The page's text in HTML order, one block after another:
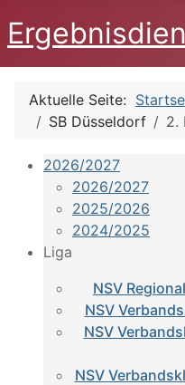
Aktuelle Seite:
SB Düsseldorf
2.
2026/2027
2026/2027
2025/2026
2024/2025
Liga
NSV
NSV
NSV
NSV